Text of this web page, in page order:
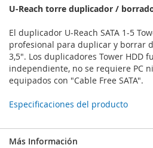
U-Reach torre duplicador /
El duplicador U-Reach SATA 1-5
profesional para duplicar y borrar
3,5". Los duplicadores Tower HDD
independiente, no se requiere PC
equipados con "Cable Free SATA".
Especificaciones del producto
Más Información